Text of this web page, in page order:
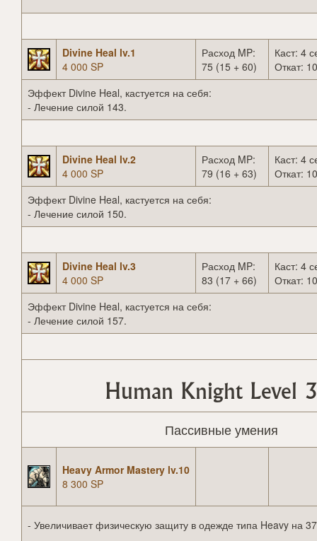
Divine Heal lv.1
4 000 SP
Расход MP:
75 (15 + 60)
Каст: 4
Откат:
Эффект Divine Heal, кастуется на себя:
- Лечение силой 143.
Divine Heal lv.2
4 000 SP
Расход MP:
79 (16 + 63)
Каст: 4
Откат:
Эффект Divine Heal, кастуется на себя:
- Лечение силой 150.
Divine Heal lv.3
4 000 SP
Расход MP:
83 (17 + 66)
Каст: 4
Откат:
Эффект Divine Heal, кастуется на себя:
- Лечение силой 157.
Human Knight Level
Пассивные умения
Heavy Armor Mastery lv.10
8 300 SP
- Увеличивает физическую защиту в одежде типа Heavy на